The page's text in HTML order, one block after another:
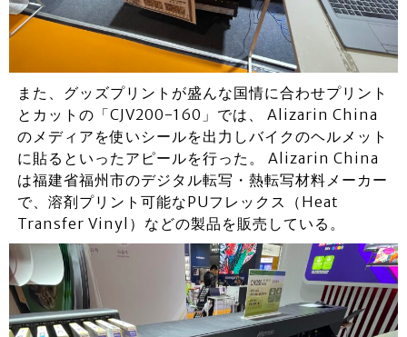
また、グッズプリントが盛んな国情に合わせプリント
とカットの「CJV200-160」では、 Alizarin China
のメディアを使いシールを出力しバイクのヘルメット
に貼るといったアピールを行った。 Alizarin China
は福建省福州市のデジタル転写・熱転写材料メーカー
で、溶剤プリント可能なPUフレックス（Heat
Transfer Vinyl）などの製品を販売している。